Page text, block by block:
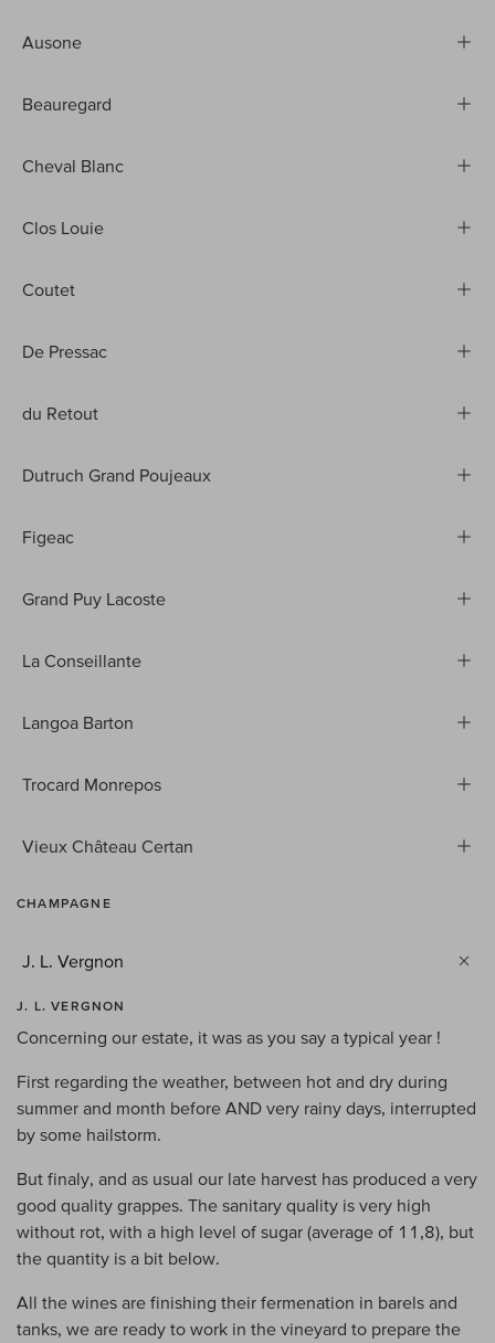
Ausone
Beauregard
Cheval Blanc
Clos Louie
Coutet
De Pressac
du Retout
Dutruch Grand Poujeaux
Figeac
Grand Puy Lacoste
La Conseillante
Langoa Barton
Trocard Monrepos
Vieux Château Certan
CHAMPAGNE
J. L. Vergnon
J. L. VERGNON
Concerning our estate, it was as you say a typical year !
First regarding the weather, between hot and dry during
summer and month before AND very rainy days, interrupted
by some hailstorm.
But finaly, and as usual our late harvest has produced a very
good quality grappes. The sanitary quality is very high
without rot, with a high level of sugar (average of 11,8), but
the quantity is a bit below.
All the wines are finishing their fermenation in barels and
tanks, we are ready to work in the vineyard to prepare the